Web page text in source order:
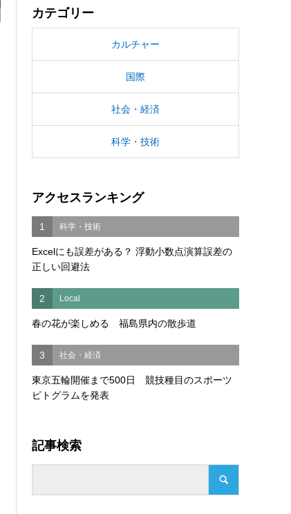
カテゴリー
カルチャー
国際
社会・経済
科学・技術
アクセスランキング
1 科学・技術
Excelにも誤差がある？ 浮動小数点演算誤差の
正しい回避法
2 Local
春の花が楽しめる 福島県内の散歩道
3 社会・経済
東京五輪開催まで500日 競技種目のスポーツ
ピトグラムを発表
記事検索